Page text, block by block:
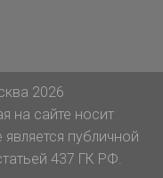
2026
на сайте носит
является публичной
437 ГК РФ.